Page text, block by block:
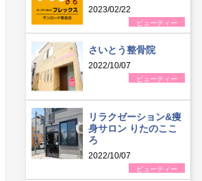
2023/02/22
ビューティー
さいとう整骨院
2022/10/07
ビューティー
リラクゼーション&痩
身サロン りたのここ
ろ
2022/10/07
ビューティー